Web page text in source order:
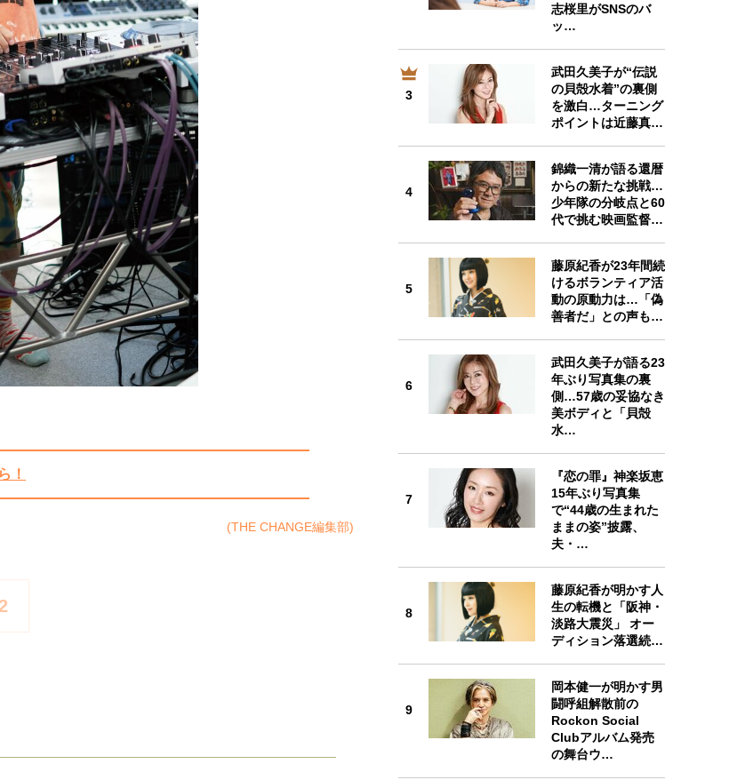
！
(THE CHANGE編集部)
志桜里がSNSのバ
ッ…
3
武田久美子が“伝説
の貝殻水着”の裏側
を激白…ターニング
ポイントは近藤真…
4
錦織一清が語る還暦
からの新たな挑戦…
少年隊の分岐点と60
代で挑む映画監督…
5
藤原紀香が23年間続
けるボランティア活
動の原動力は…「偽
善者だ」との声も…
6
武田久美子が語る23
年ぶり写真集の裏
側…57歳の妥協なき
美ボディと「貝殻
水…
7
『恋の罪』神楽坂恵
15年ぶり写真集
で“44歳の生まれた
ままの姿”披露、
夫・…
8
藤原紀香が明かす人
生の転機と「阪神・
淡路大震災」 オー
ディション落選続…
9
岡本健一が明かす男
闘呼組解散前の
Rockon Social
Clubアルバム発売
の舞台ウ…